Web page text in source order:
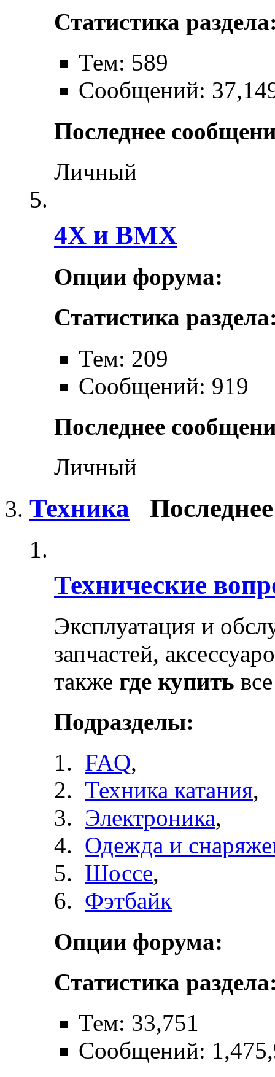
Статистика
Тем: 589
Сообщений:
Последнее
Личный
4X и BMX
Опции форума:
Статистика
Тем: 209
Сообщений: 919
Последнее
Личный
Техника
Технические
Эксплуатация и
запчастей,
также где купить
Подразделы:
FAQ,
Техника катания,
Электроника,
Одежда и
Шоссе,
Фэтбайк
Опции форума:
Статистика
Тем: 33,751
Сообщений: